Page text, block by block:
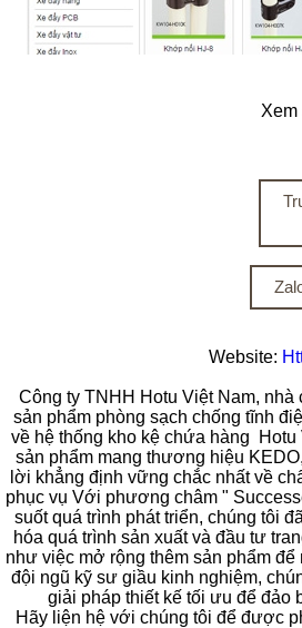
Xem
Website:
Công ty TNHH Hotu Việt Nam,
sản phẩm phòng sạch chống tĩnh
về hệ thống kho kệ chứa hàng
sản phẩm mang thương hiệu
lời khẳng định vững chắc nhất về
phục vụ Với phương châm "
suốt quá trình phát triển, chúng tôi
hóa quá trình sản xuất và đầu tư
như việc mở rộng thêm sản phẩm
đội ngũ kỹ sư giầu kinh nghiệm,
giải pháp thiết kế tối ưu để đảo
Hãy liện hệ với chúng tôi để được